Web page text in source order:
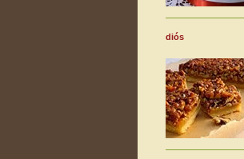
diós